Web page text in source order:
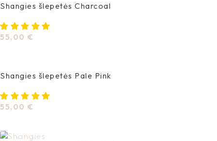
Shangies šlepetės Charcoal
55,00 €
Shangies šlepetės Pale Pink
55,00 €